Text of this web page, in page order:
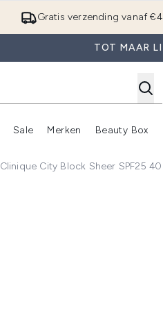
Gratis verzending vanaf
TOT MAAR
Enter submenu (Zomer)
Sale
Enter submenu (Sale)
Merken Beauty Box
Clinique City Block Sheer SPF25 40